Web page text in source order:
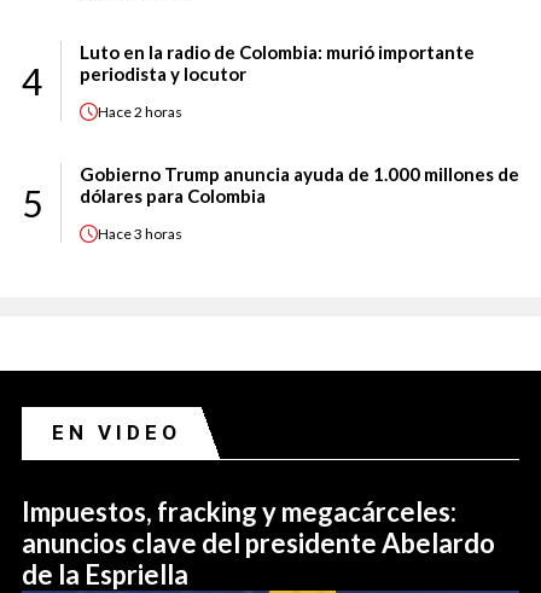
4
Luto en la radio de Colombia: murió importante
periodista y locutor
Hace2 horas
5
Gobierno Trump anuncia ayuda de 1.000 millones de
dólares para Colombia
Hace3 horas
EN VIDEO
Impuestos, fracking y megacárceles:
anuncios clave del presidente Abelardo
de la Espriella